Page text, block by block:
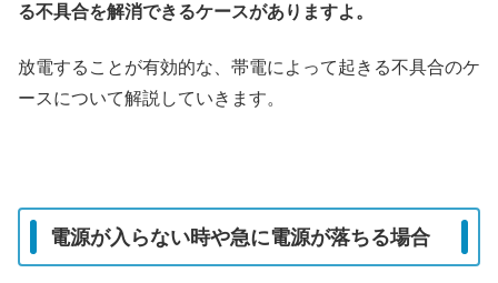
る不具合を解消できるケースがありますよ。
放電することが有効的な、帯電によって起きる不具合のケ
ースについて解説していきます。
電源が入らない時や急に電源が落ちる場合